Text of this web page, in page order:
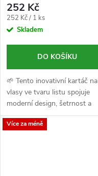
lámání a zacuchávání.
252 Kč
Měrná
cena:
252 Kč / 1 ks
Skladem
DO KOŠÍKU
🌱 Tento inovativní kartáč na
vlasy ve tvaru listu spojuje
moderní design, šetrnost a
ekologický přístup.
Více za méně